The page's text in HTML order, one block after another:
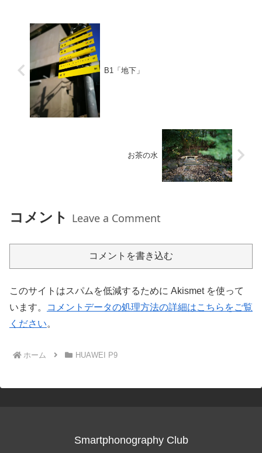
B1「地下」
お茶の水
コメント Leave a Comment
コメントを書き込む
このサイトはスパムを低減するために Akismet を使って
います。
コメントデータの処理方法の詳細はこちらをご覧
ください。
ホーム HUAWEI P9
Smartphonography Club